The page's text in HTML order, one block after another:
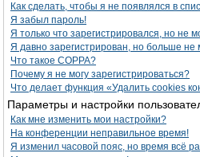
Как сделать, чтобы я не появлялся в
Я забыл пароль!
Я только что зарегистрировался, но не
Я давно зарегистрирован, но больше не
Что такое COPPA?
Почему я не могу зарегистрироваться?
Что делает функция «Удалить cookies
Параметры и настройки
Как мне изменить мои настройки?
На конференции неправильное время!
Я изменил часовой пояс, но время всё